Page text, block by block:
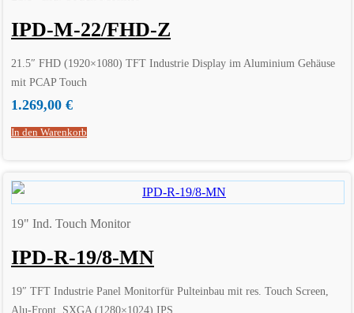
IPD-M-22/FHD-Z
21.5″ FHD (1920×1080) TFT Industrie Display im Aluminium Gehäuse
mit PCAP Touch
1.269,00 €
In den Warenkorb
19" Ind. Touch Monitor
IPD-R-19/8-MN
19″ TFT Industrie Panel Monitorfür Pulteinbau mit res. Touch Screen,
Alu-Front, SXGA (1280×1024) IPS